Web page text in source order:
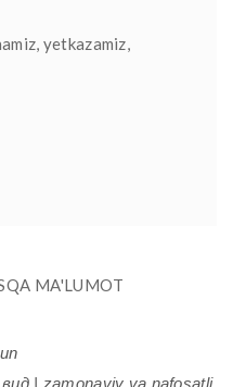
yetkazamiz,
MA'LUMOT
| zamonaviy va nafosatli